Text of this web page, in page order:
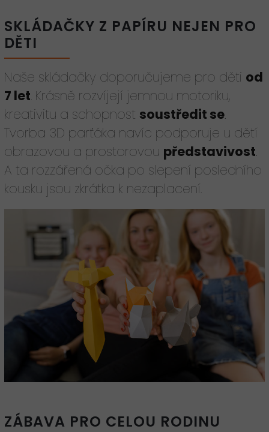
SKLÁDAČKY Z PAPÍRU NEJEN PRO
DĚTI
Naše skládačky doporučujeme pro děti od
7 let. Krásně rozvíjejí jemnou motoriku,
kreativitu a schopnost soustředit se.
Tvorba 3D parťáka navíc podporuje u dětí
obrazovou a prostorovou představivost.
A ta rozzářená očka po slepení posledního
kousku jsou zkrátka k nezaplacení.
ZÁBAVA PRO CELOU RODINU